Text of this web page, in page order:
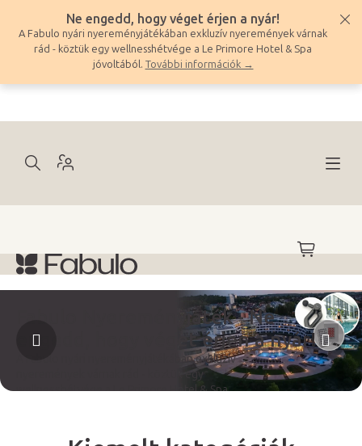
tartalomhoz
Ne engedd, hogy véget érjen a nyár!
A Fabulo nyári nyereményjátékában exkluzív nyeremények várnak
rád - köztük egy wellnesshétvége a Le Primore Hotel & Spa
jóvoltából. További információk →
KOSÁR
Fabulo Nyereményjáték - Ne
engedd, hogy véget érjen a nyár!
A Fabulo nyári nyereményjátékában exkluzív
nyeremények várnak rád - köztük egy
wellnesshétvége a Le Primore Hotel & Spa